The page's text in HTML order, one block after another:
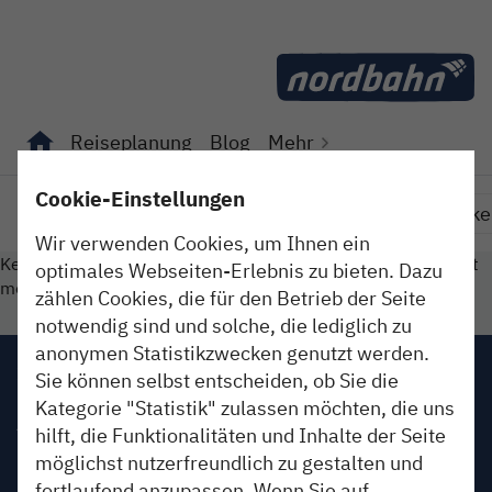
Reiseplanung
Unterseiten von "Reiseplanung" anzeigen
Blog Mehr
Erleben So isses Fundstücke
Keinen Beitrag gefunden. Oder der gesuchte Beitrag ist nicht
mehr online.
Impressum
AGB
Datenschutz
Cookie-Einstellungen
Wir verwenden Cookies, um Ihnen ein
optimales Webseiten-Erlebnis zu bieten. Dazu
zählen Cookies, die für den Betrieb der Seite
notwendig sind und solche, die lediglich zu
anonymen Statistikzwecken genutzt werden.
Sie können selbst entscheiden, ob Sie die
Kategorie "Statistik" zulassen möchten, die uns
hilft, die Funktionalitäten und Inhalte der Seite
möglichst nutzerfreundlich zu gestalten und